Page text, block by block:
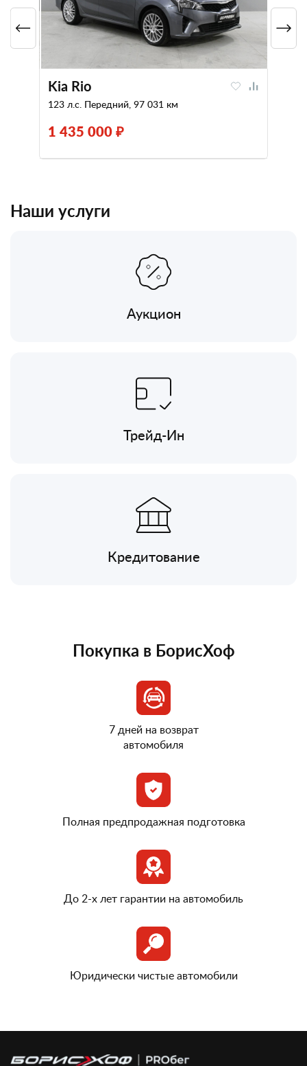
Kia Rio
123 л.с. Передний, 97 031 км
1 435 000 ₽
Наши услуги
Аукцион
Трейд-Ин
Кредитование
Покупка в БорисХоф
7 дней на возврат
автомобиля
Полная предпродажная подготовка
До 2-х лет гарантии на автомобиль
Юридически чистые автомобили